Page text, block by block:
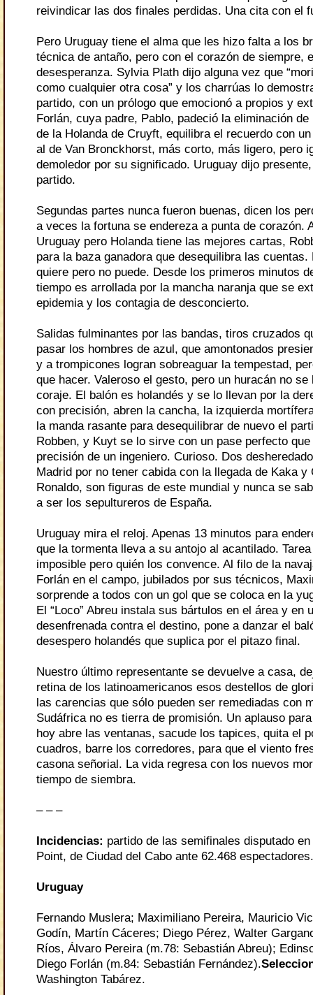
reivindicar las dos finales perdidas. Una cita con el
Pero Uruguay tiene el alma que les hizo falta a los
técnica de antaño, pero con el corazón de siempre,
desesperanza. Sylvia Plath dijo alguna vez que
como cualquier otra cosa” y los charrúas lo
partido, con un prólogo que emocionó a propios y
Forlán, cuya padre, Pablo, padeció la eliminación de
de la Holanda de Cruyft, equilibra el recuerdo con
al de Van Bronckhorst, más corto, más ligero, pero
demoledor por su significado. Uruguay dijo
partido.
Segundas partes nunca fueron buenas, dicen los
a veces la fortuna se endereza a punta de corazón.
Uruguay pero Holanda tiene las mejores cartas,
para la baza ganadora que desequilibra las cuentas.
quiere pero no puede. Desde los primeros minutos
tiempo es arrollada por la mancha naranja que se
epidemia y los contagia de desconcierto.
Salidas fulminantes por las bandas, tiros cruzados
pasar los hombres de azul, que amontonados
y a trompicones logran sobreaguar la tempestad,
que hacer. Valeroso el gesto, pero un huracán no se
coraje. El balón es holandés y se lo llevan por la
con precisión, abren la cancha, la izquierda
la manda rasante para desequilibrar de nuevo el
Robben, y Kuyt se lo sirve con un pase perfecto
precisión de un ingeniero. Curioso. Dos
Madrid por no tener cabida con la llegada de Kaka y
Ronaldo, son figuras de este mundial y nunca se
a ser los sepultureros de España.
Uruguay mira el reloj. Apenas 13 minutos para
que la tormenta lleva a su antojo al acantilado.
imposible pero quién los convence. Al filo de la
Forlán en el campo, jubilados por sus técnicos,
sorprende a todos con un gol que se coloca en la
El “Loco” Abreu instala sus bártulos en el área y en
desenfrenada contra el destino, pone a danzar el
desespero holandés que suplica por el pitazo final.
Nuestro último representante se devuelve a casa,
retina de los latinoamericanos esos destellos de
las carencias que sólo pueden ser remediadas con
Sudáfrica no es tierra de promisión. Un aplauso
hoy abre las ventanas, sacude los tapices, quita el
cuadros, barre los corredores, para que el viento
casona señorial. La vida regresa con los nuevos
tiempo de siembra.
– – –
Incidencias: partido de las semifinales disputado
Point, de Ciudad del Cabo ante 62.468
Uruguay
Fernando Muslera; Maximiliano Pereira, Mauricio
Godín, Martín Cáceres; Diego Pérez, Walter
Ríos, Álvaro Pereira (m.78: Sebastián Abreu);
Diego Forlán (m.84: Sebastián Fernández).
Washington Tabárez.